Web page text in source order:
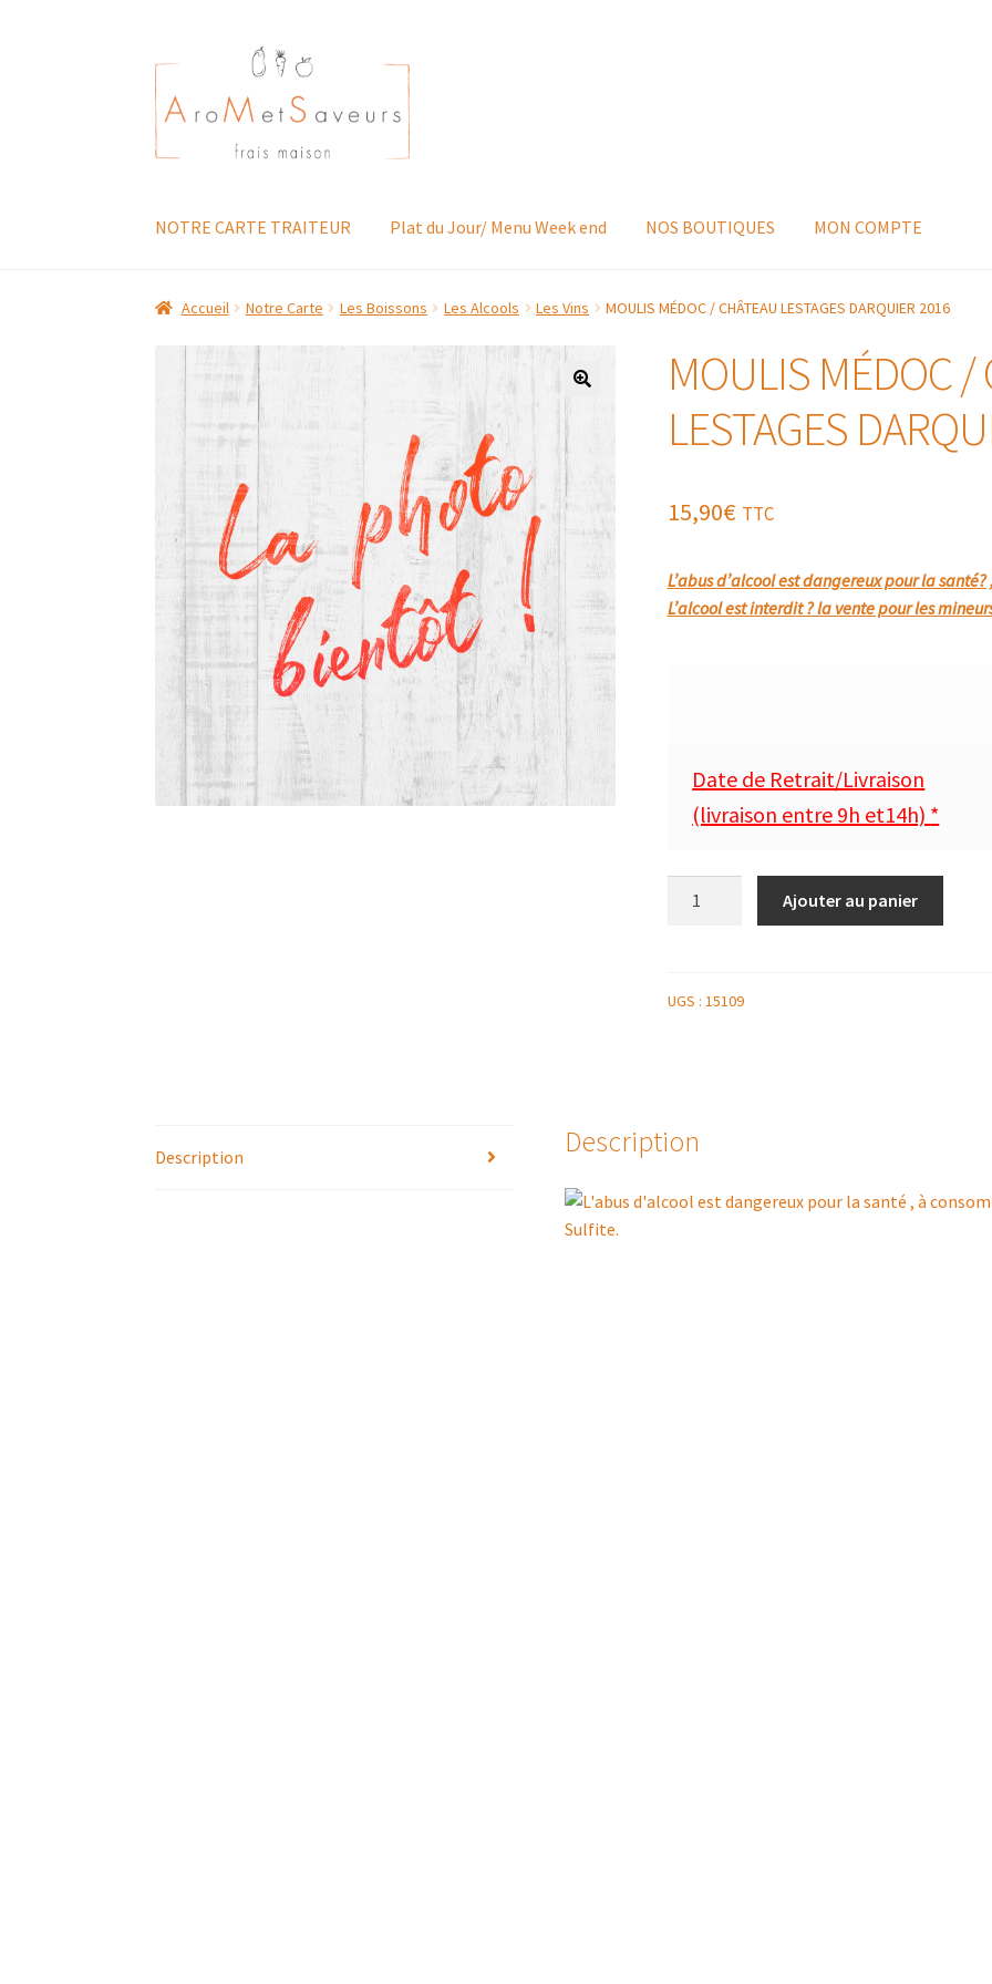
Aller
à
la
navigation
Aller
au
contenu
NOTRE CARTE TRAITEUR Plat du Jour/ Menu Week end NOS BOUTIQUES MON COMPTE
Accueil Notre Carte Les Boissons Les Alcools Les Vins MOULIS MÉDOC / CHÂTEAU LESTAGES DARQUIER 2016
MOULIS MÉDOC /
LESTAGES
15,90€ TTC
L’abus d’alcool est dangereux pour la
L’alcool est interdit ? la vente pour les
Date de Retrait/Livraison
(livraison entre 9h et14h) *
/
Ajouter au panier
UGS : 15109
Description Description
Sulfite.